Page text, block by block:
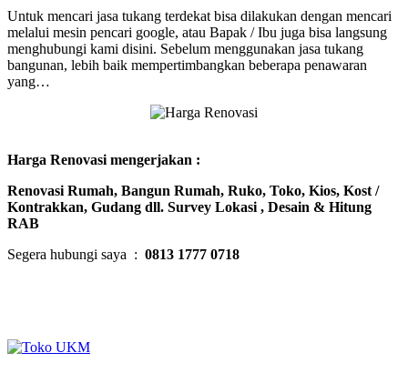
Untuk mencari jasa tukang terdekat bisa dilakukan dengan mencari
melalui mesin pencari google, atau Bapak / Ibu juga bisa langsung
menghubungi kami disini. Sebelum menggunakan jasa tukang
bangunan, lebih baik mempertimbangkan beberapa penawaran
yang…
Harga Renovasi mengerjakan :
Renovasi Rumah, Bangun Rumah, Ruko, Toko, Kios, Kost /
Kontrakkan, Gudang dll. Survey Lokasi , Desain & Hitung
RAB
Segera hubungi saya : 0813 1777 0718